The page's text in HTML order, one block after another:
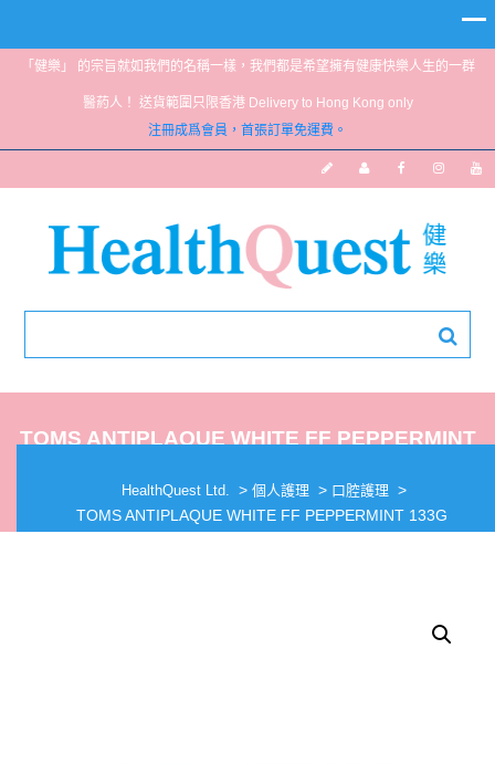
「健樂」 的宗旨就如我們的名稱一樣，我們都是希望擁有健康快樂人生的一群
醫葯人！ 送貨範圍只限香港 Delivery to Hong Kong only
注冊成爲會員，首張訂單免運費。
TOMS ANTIPLAQUE WHITE FF PEPPERMINT
HealthQuest Ltd. > 個人護理 > 口腔護理 >
TOMS ANTIPLAQUE WHITE FF PEPPERMINT 133G